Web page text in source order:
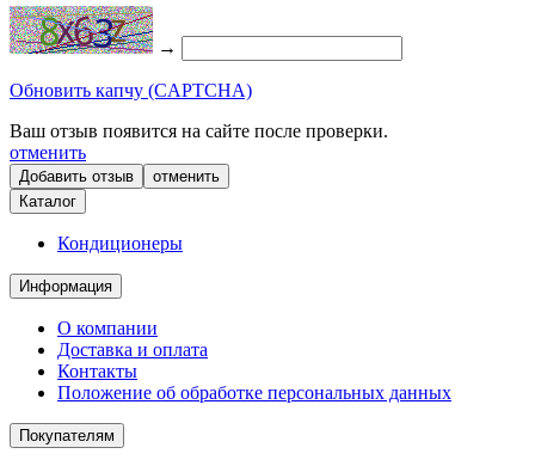
→
Обновить капчу (CAPTCHA)
Ваш отзыв появится на сайте после проверки.
отменить
отменить
Каталог
Кондиционеры
Информация
О компании
Доставка и оплата
Контакты
Положение об обработке персональных данных
Покупателям